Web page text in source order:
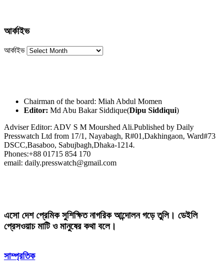
আর্কাইভ
আর্কাইভ
Chairman of the board: Miah Abdul Momen
Editor: Md Abu Bakar Siddique(Dipu Siddiqui)
Adviser Editor: ADV S M Mourshed Ali.Published by Daily
Presswatch Ltd from 17/1, Nayabagh, R#01,Dakhingaon, Ward#73
DSCC,Basaboo, Sabujbagh,Dhaka-1214.
Phones:+88 01715 854 170
email: daily.presswatch@gmail.com
এসো দেশ প্রেমিক সুশিক্ষিত নাগরিক আন্দোলন গড়ে তুলি। ডেইলি
প্রেসওয়াচ মাটি ও মানুষের কথা বলে।
সাম্প্রতিক